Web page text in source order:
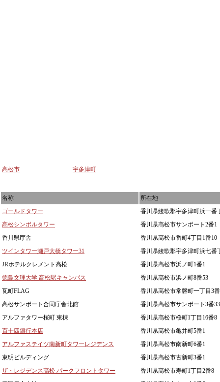
高松市 宇多津町
名称
所在地
ゴールドタワー
香川県綾歌郡宇多津町浜一番
高松シンボルタワー
香川県高松市サンポート2番1
香川県庁舎
香川県高松市番町4丁目1番10
ツインタワー瀬戸大橋タワー31
香川県綾歌郡宇多津町浜七番
JRホテルクレメント高松
香川県高松市浜ノ町1番1
徳島文理大学 高松駅キャンパス
香川県高松市浜ノ町8番53
瓦町FLAG
香川県高松市常磐町一丁目3
高松サンポート合同庁舎北館
香川県高松市サンポート3番33
アルファタワー桜町 東棟
香川県高松市桜町1丁目16番8
百十四銀行本店
香川県高松市亀井町5番1
アルファステイツ南新町タワーレジデンス
香川県高松市南新町6番1
東明ビルディング
香川県高松市古新町3番1
ザ・レジデンス高松 パークフロントタワー
香川県高松市寿町1丁目2番8